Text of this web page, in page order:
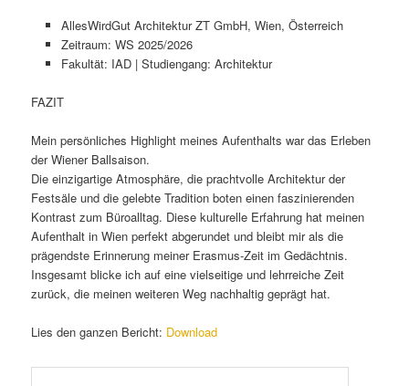
AllesWirdGut Architektur ZT GmbH, Wien, Österreich
Zeitraum: WS 2025/2026
Fakultät: IAD | Studiengang: Architektur
FAZIT
Mein persönliches Highlight meines Aufenthalts war das Erleben
der Wiener Ballsaison.
Die einzigartige Atmosphäre, die prachtvolle Architektur der
Festsäle und die gelebte Tradition boten einen faszinierenden
Kontrast zum Büroalltag. Diese kulturelle Erfahrung hat meinen
Aufenthalt in Wien perfekt abgerundet und bleibt mir als die
prägendste Erinnerung meiner Erasmus-Zeit im Gedächtnis.
Insgesamt blicke ich auf eine vielseitige und lehrreiche Zeit
zurück, die meinen weiteren Weg nachhaltig geprägt hat.
Lies den ganzen Bericht: Download